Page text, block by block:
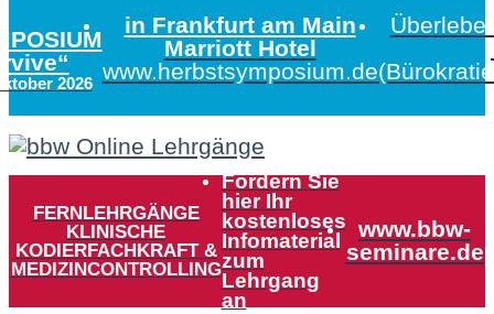
2026
in Frankfurt am Main
Marriott Hotel
www.herbstsymposium.de
FERNLEHRGÄNGE
KLINISCHE
KODIERFACHKRAFT &
MEDIZINCONTROLLING
Fordern Sie
hier Ihr
kostenloses
Infomaterial
zum
Lehrgang
an
www.bbw-
seminare.de